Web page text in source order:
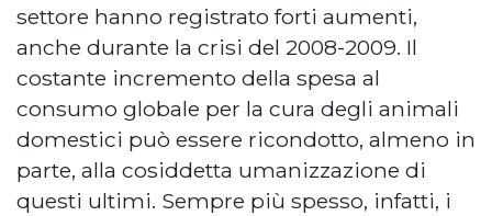
settore hanno registrato forti aumenti,
anche durante la crisi del 2008-2009. Il
costante incremento della spesa al
consumo globale per la cura degli animali
domestici può essere ricondotto, almeno in
parte, alla cosiddetta umanizzazione di
questi ultimi. Sempre più spesso, infatti, i